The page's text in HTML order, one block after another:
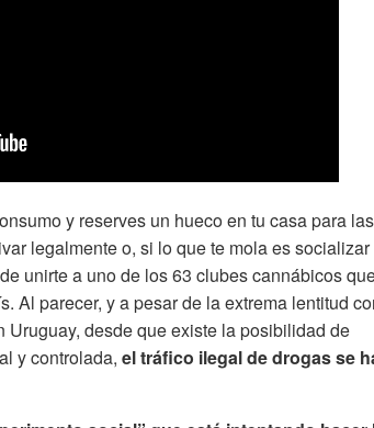
y reserves un hueco en tu casa para las
legalmente o, si lo que te mola es socializar
unirte a uno de los 63 clubes cannábicos
Al parecer, y a pesar de la extrema lentitud
desde que existe la posibilidad de
y controlada, el tráfico ilegal de drogas se